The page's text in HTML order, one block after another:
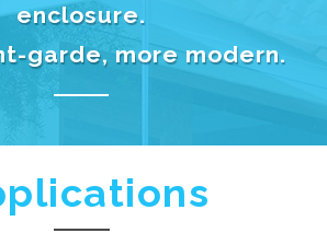
enclosure.
garde, more modern.